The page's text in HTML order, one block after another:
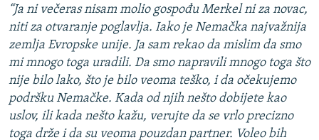
“Ja ni večeras nisam molio gospođu Merkel ni za novac,
niti za otvaranje poglavlja. Iako je Nemačka najvažnija
zemlja Evropske unije. Ja sam rekao da mislim da smo
mi mnogo toga uradili. Da smo napravili mnogo toga što
nije bilo lako, što je bilo veoma teško, i da očekujemo
podršku Nemačke. Kada od njih nešto dobijete kao
uslov, ili kada nešto kažu, verujte da se vrlo precizno
toga drže i da su veoma pouzdan partner. Voleo bih